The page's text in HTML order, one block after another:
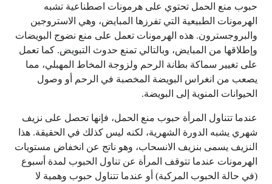
حبوب منع الحمل تحتوي على هرمونات اصطناعية تشبه
الهرمونات الطبيعية التي تفرزها المبايض، وهي الاستروجين
والبروجسترون. هذه الهرمونات تعمل على منع نضوج البويضات
وإطلاقها من المبايض، وبالتالي تمنع حدوث التبويض. كما تعمل
على تغيير سماكة بطانة الرحم ولزوجة المخاط المهبلي، مما
يصعب من انغراس البويضة المخصبة في الرحم أو وصول
الحيوانات المنوية إلى البويضة.
عندما تتناول المرأة حبوب منع الحمل، فإنها تحصل على نزيف
شهري يشبه الدورة الشهرية، لكنه ليس كذلك في الحقيقة. هذا
النزيف يسمى بنزيف الانسحاب، وهو ناتج عن انخفاض مستويات
الهرمونات عندما تتوقف المرأة عن تناول الحبوب لمدة أسبوع
(في حالة الحبوب المركبة) أو عندما تتناول حبوب وهمية لا